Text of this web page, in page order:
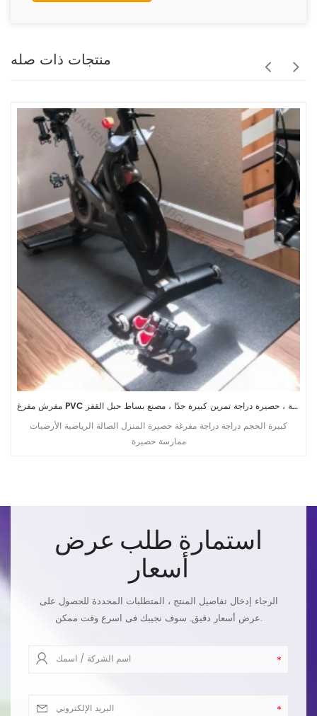
منتجات ذات صله
مفرش مفرغ PVC عالي الكثافة حصير معدات تمارين اللياقة البدنية ، حصيرة دراجة تمرين كبيرة جدًا ، مصنع بساط حبل القفز
كبيرة الحجم دراجة دراجة مفرغة حصيرة المنزل الصالة الرياضية الأرضيات
ممارسة حصيرة
استمارة طلب عرض
أسعار
الرجاء إدخال تفاصيل المنتج ، المتطلبات المحددة للحصول على
عرض أسعار دقيق. سوف نجيبك فى اسرع وقت ممكن.